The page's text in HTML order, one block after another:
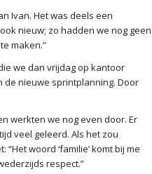
Ivan. Het was deels een
nieuw; zo hadden we nog geen
maken.”
we dan vrijdag op kantoor
de nieuwe sprintplanning. Door
werkten we nog even door. Er
veel geleerd. Als het zou
woord ‘familie’ komt bij me
respect.”